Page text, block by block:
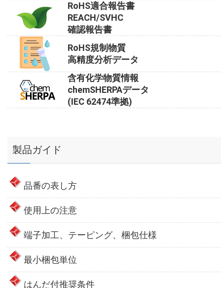
RoHS適合報告書
REACH/SVHC
確認報告書
RoHS規制物質
高精度分析データ
含有化学物質情報
chemSHERPAデータ
(IEC 62474準拠)
製品ガイド
品番の表し方
使用上の注意
端子加工、テーピング、梱包仕様
最小梱包単位
はんだ付推奨条件